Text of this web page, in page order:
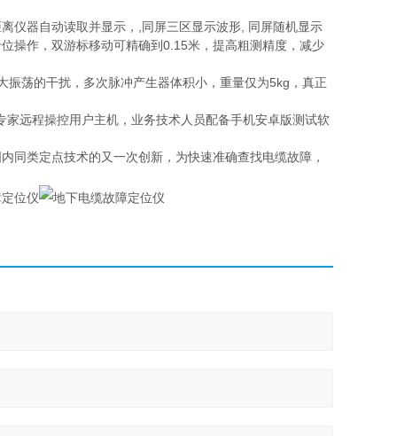
仪器自动读取并显示，,同屏三区显示波形, 同屏随机显示
操作，双游标移动可精确到0.15米，提高粗测精度，减少
荡的干扰，多次脉冲产生器体积小，重量仅为5kg，真正
远程操控用户主机，业务技术人员配备手机安卓版测试软
同类定点技术的又一次创新，为快速准确查找电缆故障，